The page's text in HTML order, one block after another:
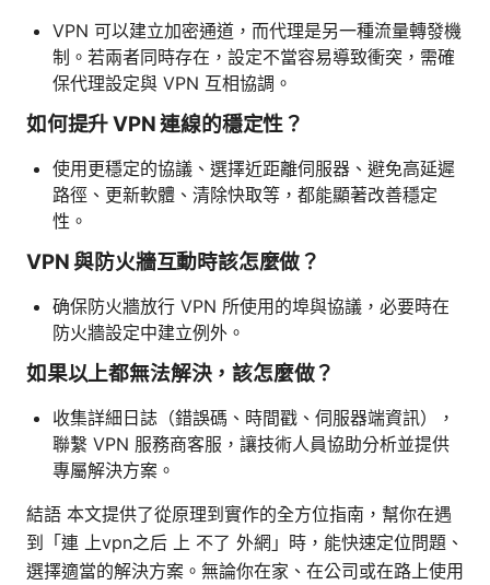
VPN 可以建立加密通道，而代理是另一種流量轉發機
制。若兩者同時存在，設定不當容易導致衝突，需確
保代理設定與 VPN 互相協調。
如何提升 VPN 連線的穩定性？
使用更穩定的協議、選擇近距離伺服器、避免高延遲
路徑、更新軟體、清除快取等，都能顯著改善穩定
性。
VPN 與防火牆互動時該怎麼做？
确保防火牆放行 VPN 所使用的埠與協議，必要時在
防火牆設定中建立例外。
如果以上都無法解決，該怎麼做？
收集詳細日誌（錯誤碼、時間戳、伺服器端資訊），
聯繫 VPN 服務商客服，讓技術人員協助分析並提供
專屬解決方案。
結語 本文提供了從原理到實作的全方位指南，幫你在遇
到「連 上vpn之后 上 不了 外網」時，能快速定位問題、
選擇適當的解決方案。無論你在家、在公司或在路上使用